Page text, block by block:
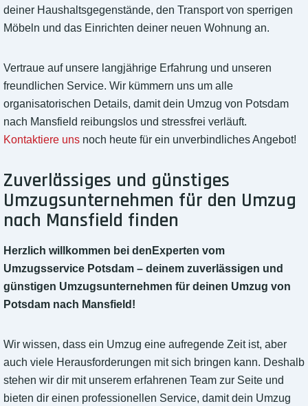
deiner Haushaltsgegenstände, den Transport von sperrigen
Möbeln und das Einrichten deiner neuen Wohnung an.
Vertraue auf unsere langjährige Erfahrung und unseren
freundlichen Service. Wir kümmern uns um alle
organisatorischen Details, damit dein Umzug von Potsdam
nach Mansfield reibungslos und stressfrei verläuft.
Kontaktiere uns noch heute für ein unverbindliches Angebot!
Zuverlässiges und günstiges
Umzugsunternehmen für den Umzug
nach Mansfield finden
Herzlich willkommen bei denExperten vom
Umzugsservice Potsdam – deinem zuverlässigen und
günstigen Umzugsunternehmen für deinen Umzug von
Potsdam nach Mansfield!
Wir wissen, dass ein Umzug eine aufregende Zeit ist, aber
auch viele Herausforderungen mit sich bringen kann. Deshalb
stehen wir dir mit unserem erfahrenen Team zur Seite und
bieten dir einen professionellen Service, damit dein Umzug